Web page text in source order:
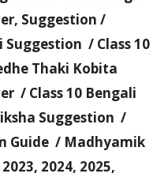
Suggestion /
Suggestion / Class 10
Thaki Kobita
/ Class 10 Bengali
Suggestion /
Guide / Madhyamik
2024, 2025,